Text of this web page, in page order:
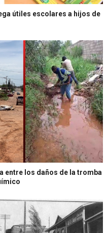
útiles escolares a hijos de
entre los daños de la tromba